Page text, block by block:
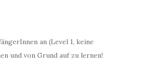
an (Level 1, keine
und von Grund auf zu lernen!